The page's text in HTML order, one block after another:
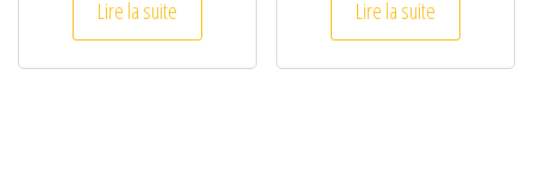
Lire la suite Lire la suite